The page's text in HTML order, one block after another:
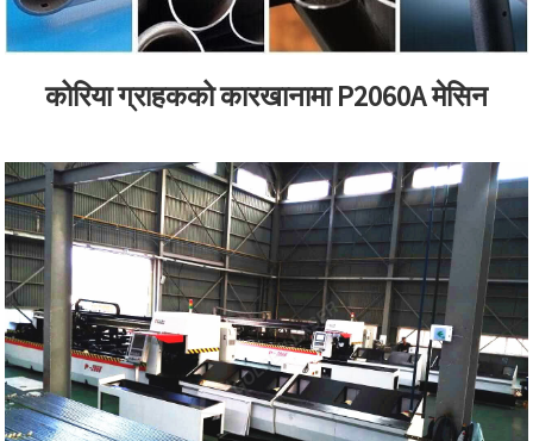
कोरिया ग्राहकको कारखानामा P2060A मेसिन